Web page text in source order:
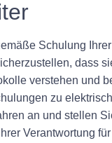
Schulung
dass
verstehen und
zu
an und stellen
Verantwortung